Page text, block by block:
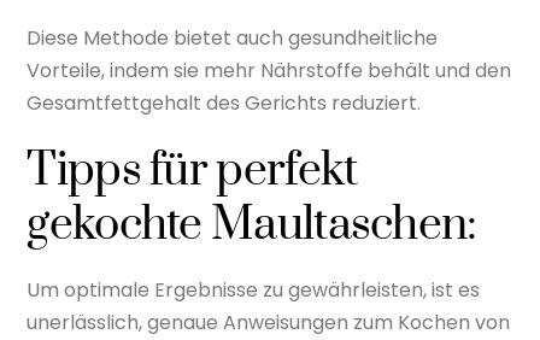
Diese Methode bietet auch gesundheitliche
Vorteile, indem sie mehr Nährstoffe behält und den
Gesamtfettgehalt des Gerichts reduziert.
Tipps für perfekt
gekochte Maultaschen:
Um optimale Ergebnisse zu gewährleisten, ist es
unerlässlich, genaue Anweisungen zum Kochen von